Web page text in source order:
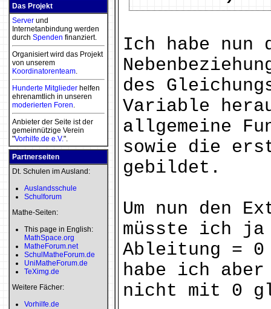
Das Projekt
Server und
Internetanbindung werden
durch Spenden finanziert.
Organisiert wird das Projekt
von unserem
Koordinatorenteam.
Hunderte Mitglieder helfen
ehrenamtlich in unseren
moderierten Foren.
Anbieter der Seite ist der
gemeinnützige Verein
"Vorhilfe.de e.V.".
Partnerseiten
Dt. Schulen im Ausland:
Auslandsschule
Schulforum
Mathe-Seiten:
This page in English:
MathSpace.org
MatheForum.net
SchulMatheForum.de
UniMatheForum.de
TeXimg.de
Weitere Fächer:
Vorhilfe.de
Ich habe nun
des
Variable
allgemeine
sowie die
gebildet.
Um nun den
müsste ich
Ableitung =
habe ich
nicht mit 0